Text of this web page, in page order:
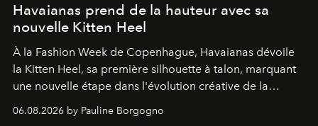
Havaianas prend de la hauteur avec sa
nouvelle Kitten Heel
À la Fashion Week de Copenhague, Havaianas dévoile
la Kitten Heel, sa première silhouette à talon, marquant
une nouvelle étape dans l'évolution créative de la
06.08.2026 by Pauline Borgogno